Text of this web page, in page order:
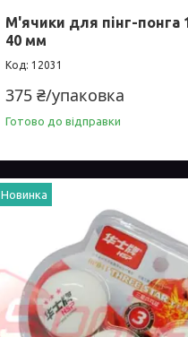
М'ячики для пінг-понга
40 мм
12031
375 ₴/упаковка
Готово до відправки
Новинка